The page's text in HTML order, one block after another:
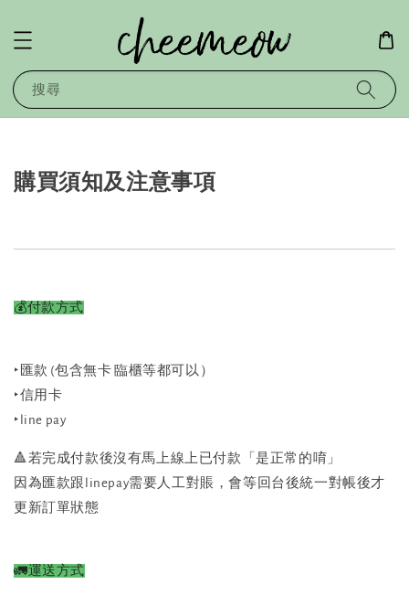
搜尋
購買須知及注意事項
💰付款方式
‣匯款 (包含無卡 臨櫃等都可以）
‣信用卡
‣ line pay
🔺若完成付款後沒有馬上線上已付款「是正常的唷」
因為匯款跟linepay需要人工對賬，會等回台後統一對帳後才
更新訂單狀態
🚛運送方式